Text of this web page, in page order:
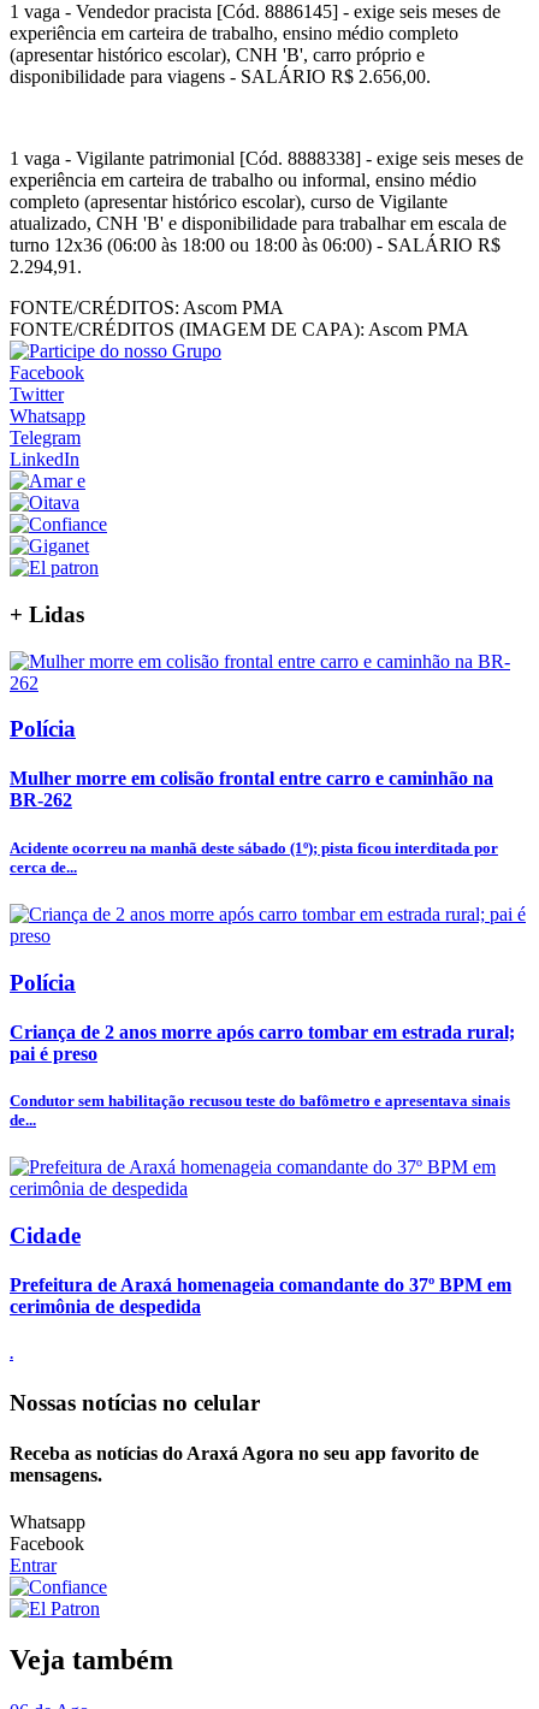
1 vaga - Vendedor pracista [Cód. 8886145] - exige seis meses de
experiência em carteira de trabalho, ensino médio completo
(apresentar histórico escolar), CNH 'B', carro próprio e
disponibilidade para viagens - SALÁRIO R$ 2.656,00.
1 vaga - Vigilante patrimonial [Cód. 8888338] - exige seis meses de
experiência em carteira de trabalho ou informal, ensino médio
completo (apresentar histórico escolar), curso de Vigilante
atualizado, CNH 'B' e disponibilidade para trabalhar em escala de
turno 12x36 (06:00 às 18:00 ou 18:00 às 06:00) - SALÁRIO R$
2.294,91.
FONTE/CRÉDITOS: Ascom PMA
FONTE/CRÉDITOS (IMAGEM DE CAPA): Ascom PMA
Facebook
Twitter
Whatsapp
Telegram
LinkedIn
+ Lidas
Polícia
Mulher morre em colisão frontal entre carro e caminhão na
BR-262
Acidente ocorreu na manhã deste sábado (1º); pista ficou interditada por
cerca de...
Polícia
Criança de 2 anos morre após carro tombar em estrada rural;
pai é preso
Condutor sem habilitação recusou teste do bafômetro e apresentava sinais
de...
Cidade
Prefeitura de Araxá homenageia comandante do 37º BPM em
cerimônia de despedida
.
Nossas notícias no celular
Receba as notícias do Araxá Agora no seu app favorito de
mensagens.
Whatsapp
Facebook
Entrar
Veja também